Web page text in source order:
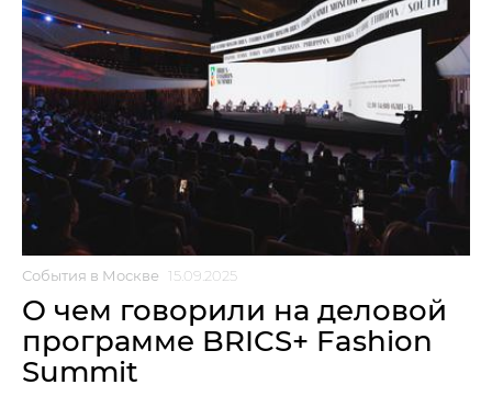
События в Москве 15.09.2025
О чем говорили на деловой
программе BRICS+ Fashion
Summit